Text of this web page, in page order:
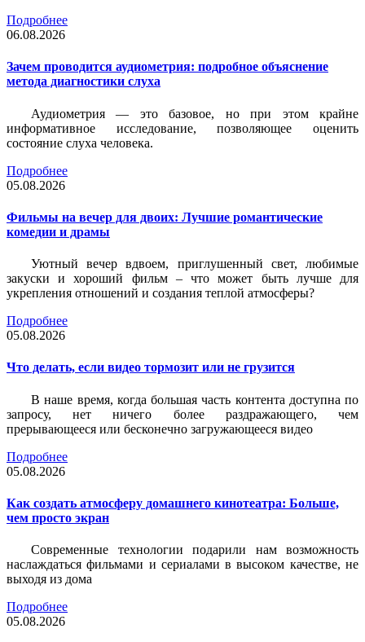
Подробнее
06.08.2026
Зачем проводится аудиометрия: подробное объяснение
метода диагностики слуха
Аудиометрия — это базовое, но при этом крайне
информативное исследование, позволяющее оценить
состояние слуха человека.
Подробнее
05.08.2026
Фильмы на вечер для двоих: Лучшие романтические
комедии и драмы
Уютный вечер вдвоем, приглушенный свет, любимые
закуски и хороший фильм – что может быть лучше для
укрепления отношений и создания теплой атмосферы?
Подробнее
05.08.2026
Что делать, если видео тормозит или не грузится
В наше время, когда большая часть контента доступна по
запросу, нет ничего более раздражающего, чем
прерывающееся или бесконечно загружающееся видео
Подробнее
05.08.2026
Как создать атмосферу домашнего кинотеатра: Больше,
чем просто экран
Современные технологии подарили нам возможность
наслаждаться фильмами и сериалами в высоком качестве, не
выходя из дома
Подробнее
05.08.2026